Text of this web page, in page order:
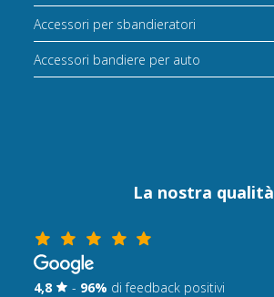
Accessori per sbandieratori
Accessori bandiere per auto
La nostra qualità
4,8 - 96% di feedback positivi